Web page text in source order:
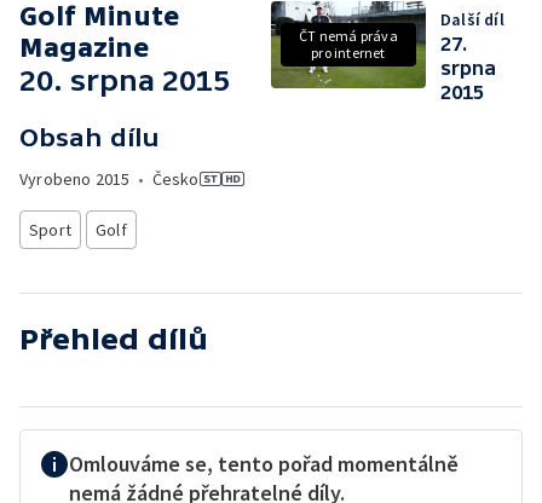
Golf Minute
Magazine
20. srpna 2015
Obsah dílu
Vyrobeno 2015 • Česko
Sport Golf
ČT nemá práva
pro internet
Další díl
27.
srpna
2015
Přehled dílů
Omlouváme se, tento pořad momentálně
nemá žádné přehratelné díly.